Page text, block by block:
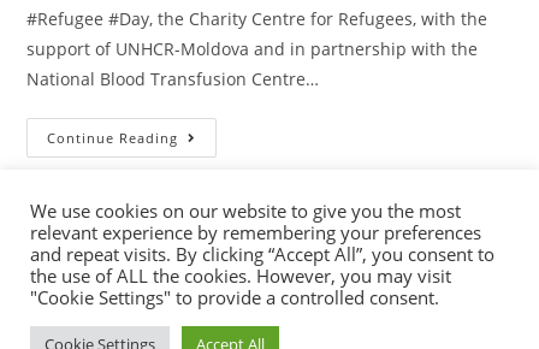
#Refugee #Day, the Charity Centre for Refugees, with the
support of UNHCR-Moldova and in partnership with the
National Blood Transfusion Centre…
Continue Reading
1 2
We use cookies on our website to give you the most
relevant experience by remembering your preferences
and repeat visits. By clicking “Accept All”, you consent to
the use of ALL the cookies. However, you may visit
"Cookie Settings" to provide a controlled consent.
Cookie Settings Accept All